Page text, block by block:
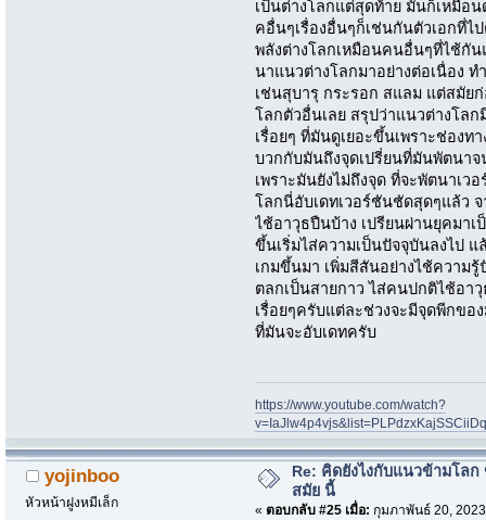
เป็นต่างโลกแต่สุดท้าย มันก็เหมือ
คอื่นๆเรื่องอื่นๆก็เช่นกันตัวเอกที่ไ
พลังต่างโลกเหมือนคนอื่นๆที่ไช้กั
นาแนวต่างโลกมาอย่างต่อเนื่อง
เช่นสุบารุ กระรอก สแลม แต่สมัย
โลกตัวอื่นเลย สรุปว่าแนวต่างโล
เรื่อยๆ ที่มันดูเยอะขึ้นเพราะช่องท
บวกกับมันถึงจุดเปรี่ยนที่มันพัตนา
เพราะมันยังไม่ถึงจุด ที่จะพัตนาเ
โลกนี่อับเดทเวอร์ชันชัดสุดๆแล้ว
ไช้อาวุธปืนบ้าง เปรียนผ่านยุคมา
ขึ้นเริ่มไส่ความเป็นปัจจุบันลงไป แ
เกมขึ้นมา เพิ่มสีสันอย่างไช้ความรู้
ตลกเป็นสายกาว ไส่คนปกติไช้อา
เรื่อยๆครับแต่ละช่วงจะมีจุดพีกขอ
ที่มันจะอับเดทครับ
https://www.youtube.com/watch?
yojinboo
หัวหน้าฝูงหมีเล็ก
Re: คิดยังไงกับแนวข้ามโลก
สมัย นี้
« ตอบกลับ #25 เมื่อ: กุมภาพันธ์ 20,